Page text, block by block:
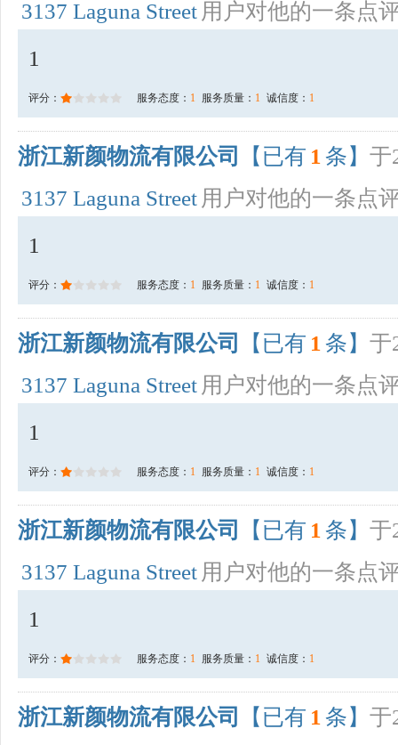
3137 Laguna Street 用户对他的一条点
1
评分： 服务态度： 1 服务质量： 1 诚信度： 1
浙江新颜物流有限公司 【已有 1 条】 于
3137 Laguna Street 用户对他的一条点
1
评分： 服务态度： 1 服务质量： 1 诚信度： 1
浙江新颜物流有限公司 【已有 1 条】 于
3137 Laguna Street 用户对他的一条点
1
评分： 服务态度： 1 服务质量： 1 诚信度： 1
浙江新颜物流有限公司 【已有 1 条】 于
3137 Laguna Street 用户对他的一条点
1
评分： 服务态度： 1 服务质量： 1 诚信度： 1
浙江新颜物流有限公司 【已有 1 条】 于